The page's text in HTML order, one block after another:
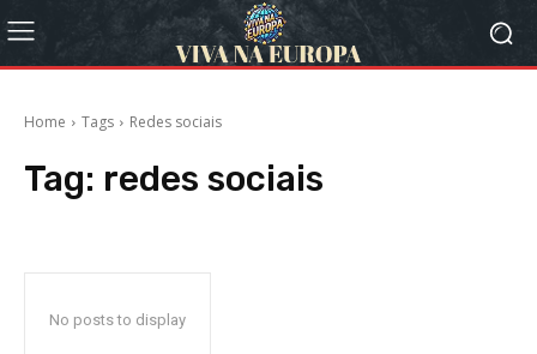
Home Tags Redes sociais
Tag: redes sociais
No posts to display